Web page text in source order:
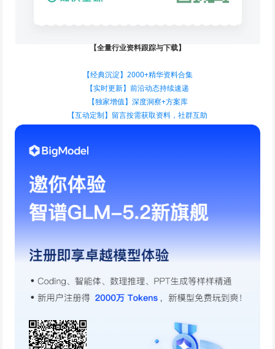
【全量行业资料跟踪与下载】
【经典沉淀】2000+精华资料合集
【实时更新】前沿动态持续速递
【独家增值】深度洞察+方案库
【互动定制】留言按需获取资料，社群互助